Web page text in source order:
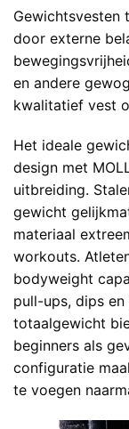
Gewichtsvesten
door externe
en andere
kwalitatief vest
Het ideale
design met
uitbreiding.
gewicht
materiaal
workouts.
bodyweight
pull-ups, dips
totaalgewicht
beginners als
configuratie
te voegen